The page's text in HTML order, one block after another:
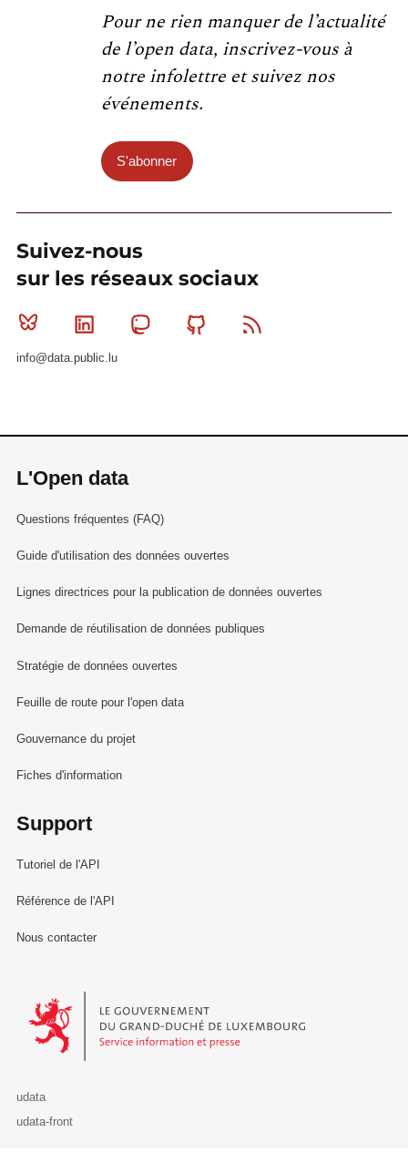
Pour ne rien manquer de l’actualité
de l’open data, inscrivez-vous à
notre infolettre et suivez nos
événements.
S'abonner
Suivez-nous
sur les réseaux sociaux
Bluesky Linkedin MastodonGithub
info@data.public.lu
L'Open data
Questions fréquentes (FAQ)
Guide d'utilisation des données ouvertes
Lignes directrices pour la publication de données ouvertes
Demande de réutilisation de données publiques
Stratégie de données ouvertes
Feuille de route pour l'open data
Gouvernance du projet
Fiches d'information
Support
Tutoriel de l'API
Référence de l'API
Nous contacter
Le Gouvernement du Grand-Duché de Luxembourg - Service
udata
udata-front